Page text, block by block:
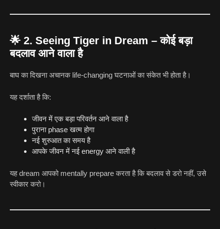
🌟 2. Seeing Tiger in Dream – कोई बड़ा
बदलाव आने वाला है
बाघ का दिखना अचानक life-changing घटनाओं का संकेत भी होता है।
यह दर्शाता है कि:
जीवन में एक बड़ा परिवर्तन आने वाला है
पुराना phase खत्म होगा
नई शुरुआत का समय है
आपके जीवन में नई energy आने वाली है
यह dream आपको mentally prepare करता है कि बदलाव से डरो नहीं, उसे
स्वीकार करो।